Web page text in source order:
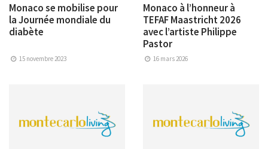
Monaco se mobilise pour
la Journée mondiale du
diabète
15 novembre 2023
Monaco à l’honneur à
TEFAF Maastricht 2026
avec l’artiste Philippe
Pastor
16 mars 2026